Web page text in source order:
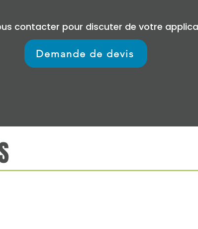
contacter pour discuter de votre
Demande de devis